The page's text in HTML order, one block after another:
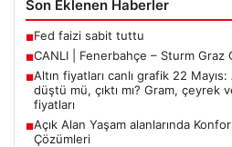
Son Eklenen Haberler
■Fed faizi sabit tuttu
■CANLI | Fenerbahçe – Sturm Graz
■Altın fiyatları canlı grafik 22
düştü mü, çıktı mı? Gram, çeyrek
fiyatları
■Açık Alan Yaşam alanlarında
Çözümleri